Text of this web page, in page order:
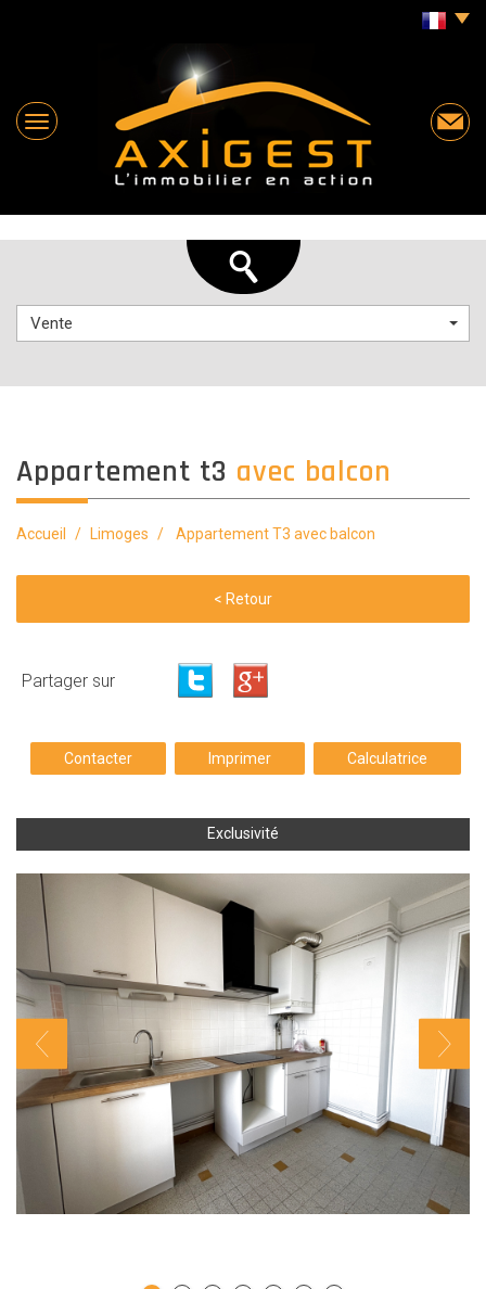
Vente
appartement t3 avec balcon
Accueil Limoges Appartement T3 avec balcon
< Retour
Partager sur
Contacter Imprimer Calculatrice
Exclusivité